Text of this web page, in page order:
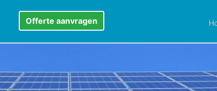
Offerte aanvragen